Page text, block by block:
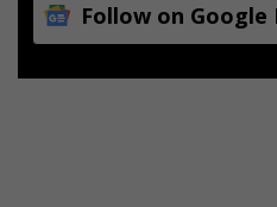
Follow on Google